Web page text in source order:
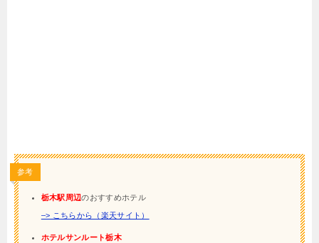
参考
栃木駅周辺のおすすめホテル
–> こちらから（楽天サイト）
ホテルサンルート栃木